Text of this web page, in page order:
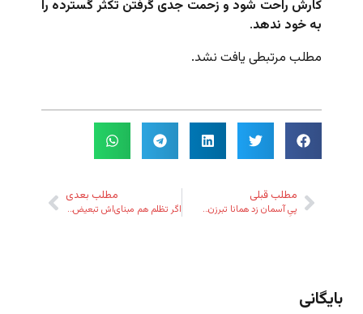
کارش راحت شود و زحمت جدی گرفتن تکثر گسترده را
به خود ندهد.
مطلب مرتبطی یافت نشد.
مطلب قبلی
پیِ آسمان زد همانا تبرزن…
مطلب بعدی
اگر تظلم‌ هم مبنای‌اش تبعیض‌ باشد، ناحق است
بایگانی